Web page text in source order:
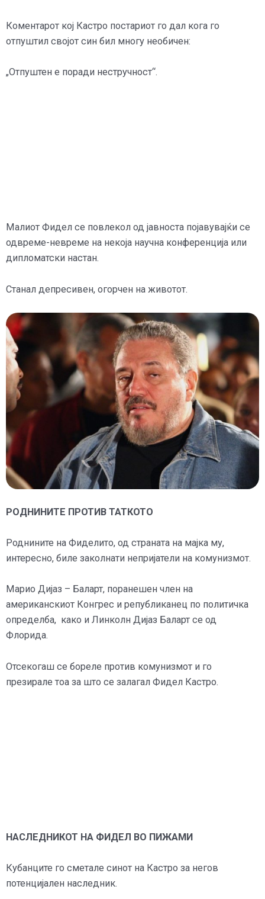
Коментарот кој Кастро постариот го дал кога го
отпуштил својот син бил многу необичен:
„Отпуштен е поради нестручност“.
Малиот Фидел се повлекол од јавноста појавувајќи се
одвреме-невреме на некоја научна конференција или
дипломатски настан.
Станал депресивен, огорчен на животот.
РОДНИНИТЕ ПРОТИВ ТАТКОТО
Роднините на Фиделито, од страната на мајка му,
интересно, биле заколнати непријатели на комунизмот.
Марио Дијаз – Баларт, поранешен член на
американскиот Конгрес и републиканец по политичка
определба, како и Линколн Дијаз Баларт се од
Флорида.
Отсекогаш се бореле против комунизмот и го
презирале тоа за што се залагал Фидел Кастро.
НАСЛЕДНИКОТ НА ФИДЕЛ ВО ПИЖАМИ
Кубанците го сметале синот на Кастро за негов
потенцијален наследник.